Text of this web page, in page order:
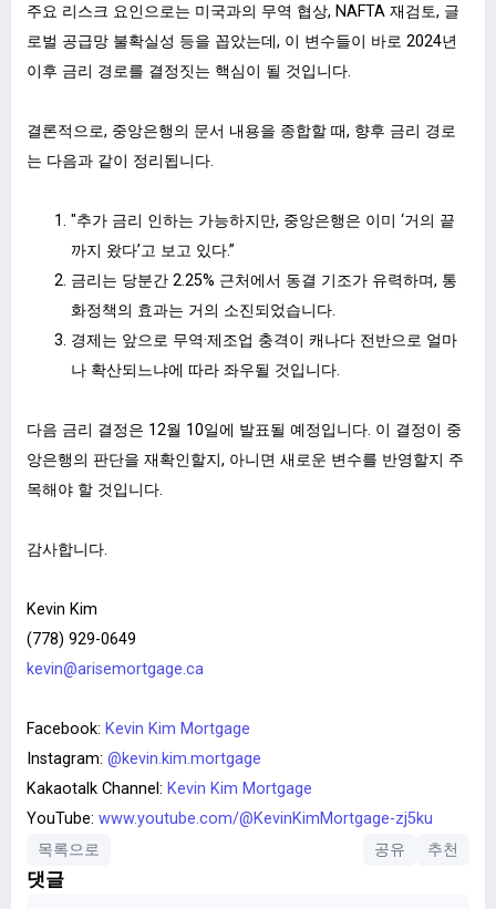
주요 리스크 요인으로는 미국과의 무역 협상, NAFTA 재검토, 글
로벌 공급망 불확실성 등을 꼽았는데, 이 변수들이 바로 2024년
이후 금리 경로를 결정짓는 핵심이 될 것입니다.
결론적으로, 중앙은행의 문서 내용을 종합할 때, 향후 금리 경로
는 다음과 같이 정리됩니다.
"추가 금리 인하는 가능하지만, 중앙은행은 이미 ‘거의 끝
까지 왔다’고 보고 있다.”
금리는 당분간 2.25% 근처에서 동결 기조가 유력하며, 통
화정책의 효과는 거의 소진되었습니다.
경제는 앞으로 무역·제조업 충격이 캐나다 전반으로 얼마
나 확산되느냐에 따라 좌우될 것입니다.
다음 금리 결정은 12월 10일에 발표될 예정입니다. 이 결정이 중
앙은행의 판단을 재확인할지, 아니면 새로운 변수를 반영할지 주
목해야 할 것입니다.
감사합니다.
Kevin Kim
(778) 929-0649
kevin@arisemortgage.ca
Facebook: Kevin Kim Mortgage
Instagram: @kevin.kim.mortgage
Kakaotalk Channel: Kevin Kim Mortgage
YouTube: www.youtube.com/@KevinKimMortgage-zj5ku
목록으로
공유 추천
댓글